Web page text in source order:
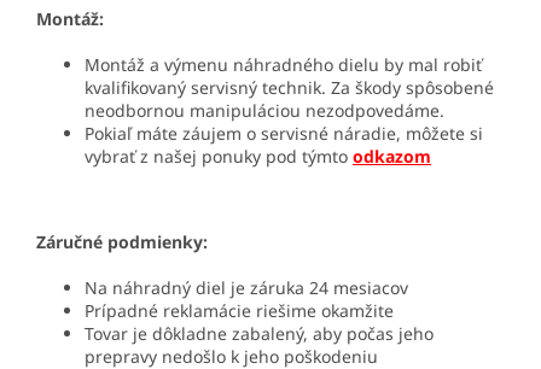
Montáž:
Montáž a výmenu náhradného dielu by mal robiť
kvalifikovaný servisný technik. Za škody spôsobené
neodbornou manipuláciou nezodpovedáme.
Pokiaľ máte záujem o servisné náradie, môžete si
vybrať z našej ponuky pod týmto odkazom
Záručné podmienky:
Na náhradný diel je záruka 24 mesiacov
Prípadné reklamácie riešime okamžite
Tovar je dôkladne zabalený, aby počas jeho
prepravy nedošlo k jeho poškodeniu